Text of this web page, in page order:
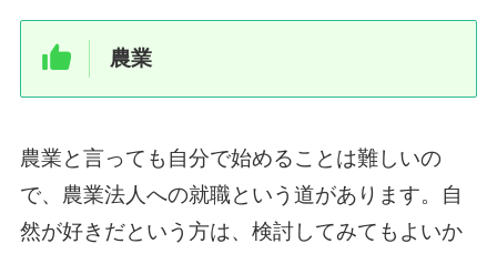
農業
農業と言っても自分で始めることは難しいの
で、農業法人への就職という道があります。自
然が好きだという方は、検討してみてもよいか